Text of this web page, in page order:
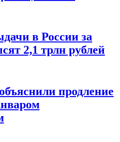
в России за
2,1 трлн рублей
продление